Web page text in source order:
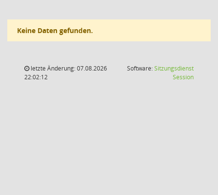
Keine Daten gefunden.
letzte Änderung: 07.08.2026
22:02:12
Software:Sitzungsdienst
Session(Wird in